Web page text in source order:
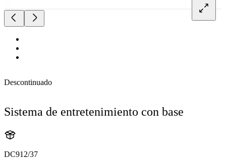
Descontinuado
Sistema de entretenimiento con base
DC912/37